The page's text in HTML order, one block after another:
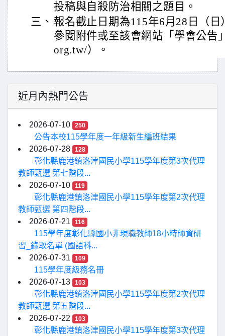
投稿與自殺防治相關之題目。
三、 報名截止日期為115年6月28日（
參閱附件或至該會網站「學會公告
org.tw/）。
近月內熱門公告
2026-07-10 250
公告本校115學年度一年級新生編班結果
2026-07-28
128
彰化縣鹿港鎮洛津國民小學115學年度第3次代理
教師甄選 第七階段...
2026-07-10
119
彰化縣鹿港鎮洛津國民小學115學年度第2次代理
教師甄選 第四階段...
2026-07-21
116
115學年度彰化縣國小非現職教師18小時師資研
習_錄取名單 (國語科...
2026-07-31
109
115學年度級務名冊
2026-07-13
103
彰化縣鹿港鎮洛津國民小學115學年度第2次代理
教師甄選 第五階段...
2026-07-22
103
彰化縣鹿港鎮洛津國民小學115學年度第3次代理